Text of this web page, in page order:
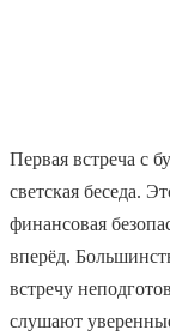
Первая встреча с
светская беседа.
финансовая
вперёд.
встречу
слушают